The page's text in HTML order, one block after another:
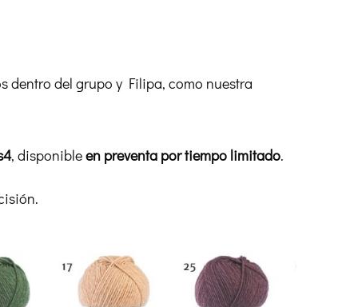
dentro del grupo y Filipa, como nuestra
, disponibleen preventa por tiempo limitado.